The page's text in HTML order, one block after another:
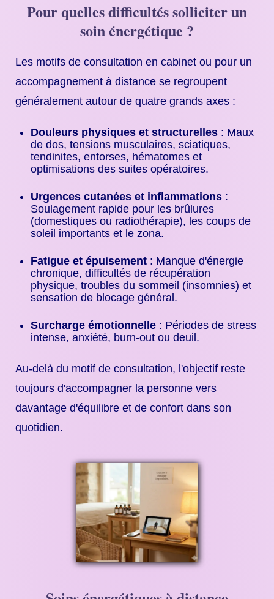
Pour quelles difficultés solliciter un
soin énergétique ?
Les motifs de consultation en cabinet ou pour un
accompagnement à distance se regroupent
généralement autour de quatre grands axes :
Douleurs physiques et structurelles : Maux
de dos, tensions musculaires, sciatiques,
tendinites, entorses, hématomes et
optimisations des suites opératoires.
Urgences cutanées et inflammations :
Soulagement rapide pour les brûlures
(domestiques ou radiothérapie), les coups de
soleil importants et le zona.
Fatigue et épuisement : Manque d'énergie
chronique, difficultés de récupération
physique, troubles du sommeil (insomnies) et
sensation de blocage général.
Surcharge émotionnelle : Périodes de stress
intense, anxiété, burn-out ou deuil.
Au-delà du motif de consultation, l'objectif reste
toujours d'accompagner la personne vers
davantage d'équilibre et de confort dans son
quotidien.